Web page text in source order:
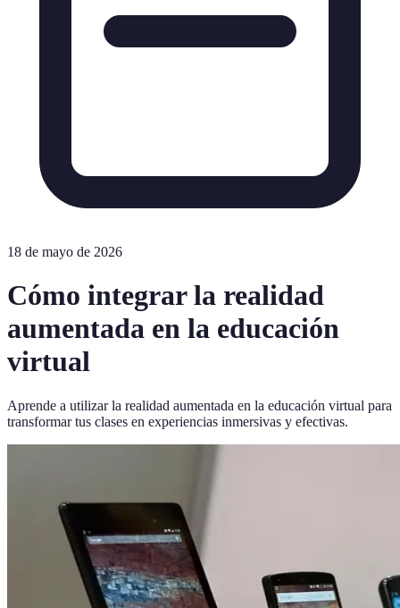
18 de mayo de 2026
Cómo integrar la realidad
aumentada en la educación
virtual
Aprende a utilizar la realidad aumentada en la educación virtual para
transformar tus clases en experiencias inmersivas y efectivas.